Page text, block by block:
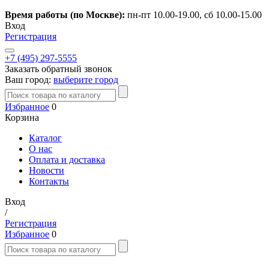
Время работы (по Москве): пн-пт 10.00-19.00, сб 10.00-15.00
Вход
Регистрация
+7 (495) 297-5555
Заказать обратный звонок
Ваш город: выберите город
Избранное 0
Корзина
Каталог
О нас
Оплата и доставка
Новости
Контакты
Вход
/
Регистрация
Избранное 0